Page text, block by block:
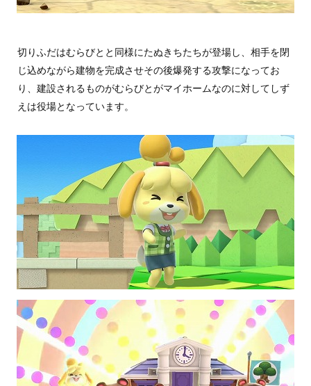
切りふだはむらびとと同様にたぬきちたちが登場し、相手を閉
じ込めながら建物を完成させその後爆発する攻撃になってお
り、建設されるものがむらびとがマイホームなのに対してしず
えは役場となっています。